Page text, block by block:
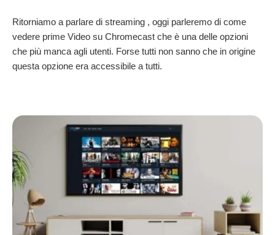
Ritorniamo a parlare di streaming , oggi parleremo di come
vedere prime Video su Chromecast che è una delle opzioni
che più manca agli utenti. Forse tutti non sanno che in origine
questa opzione era accessibile a tutti.